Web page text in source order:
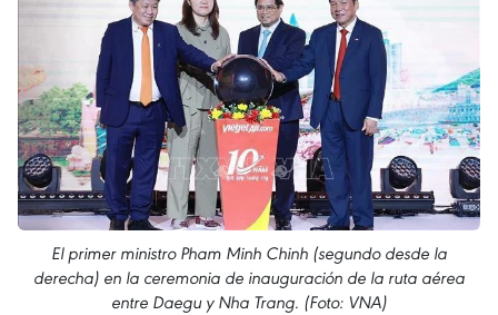
El primer ministro Pham Minh Chinh (segundo desde la
derecha) en la ceremonia de inauguración de la ruta aérea
entre Daegu y Nha Trang. (Foto: VNA)